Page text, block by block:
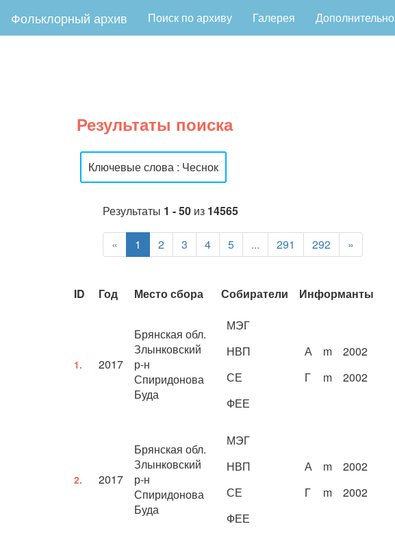
Фольклорный архив Поиск по архиву Галерея Дополнительно
Результаты поиска
Ключевые слова : Чеснок
Результаты 1 - 50 из 14565
« 1 2 3 4 5 ... 291 292 »
ID Год Место сбора Собиратели Информанты
1. 2017
Брянская обл.
Злынковский
р-н
Спиридонова
Буда
МЭГ
НВП
СЕ
ФЕЕ
А m
2002
Г
m 2002
2. 2017
Брянская обл.
Злынковский
р-н
Спиридонова
Буда
МЭГ
НВП
СЕ
ФЕЕ
А m
2002
Г
m 2002